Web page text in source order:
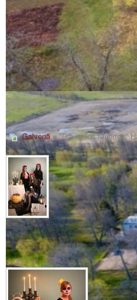
Galvenā» "Dia de los Muertos"